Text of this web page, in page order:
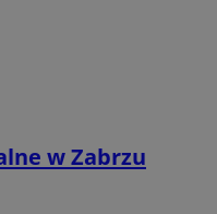
w Zabrzu